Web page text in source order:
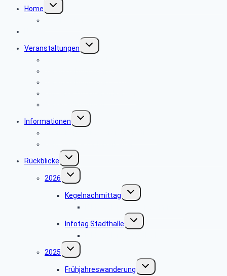
Home
Untermenü
umschalten
Veranstaltungen
Untermenü
umschalten
Informationen
Untermenü
umschalten
Rückblicke
Untermenü
umschalten
2026
Untermenü
umschalten
Kegelnachmittag
Untermenü
umschalten
Infotag Stadthalle
Untermenü
umschalten
2025
Untermenü
umschalten
Frühjahreswanderung
Untermenü
umschalten